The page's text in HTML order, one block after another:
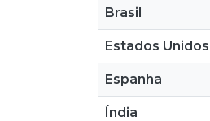
Brasil
Estados Unidos
Espanha
Índia